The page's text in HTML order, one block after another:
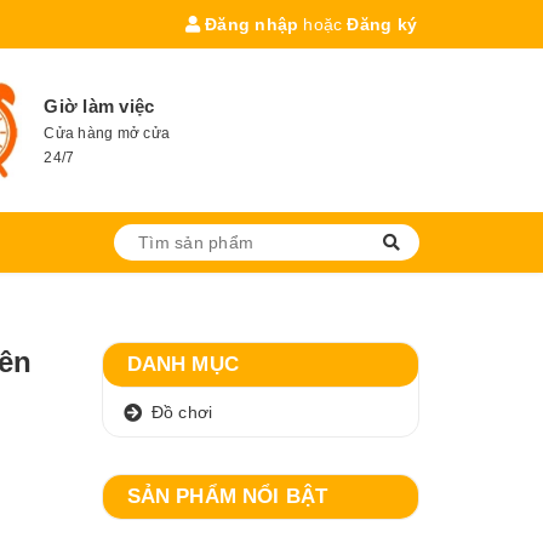
Đăng nhập hoặc Đăng ký
Giờ làm việc
Cửa hàng mở cửa
24/7
DANH MỤC
Đồ chơi
SẢN PHẨM NỔI BẬT